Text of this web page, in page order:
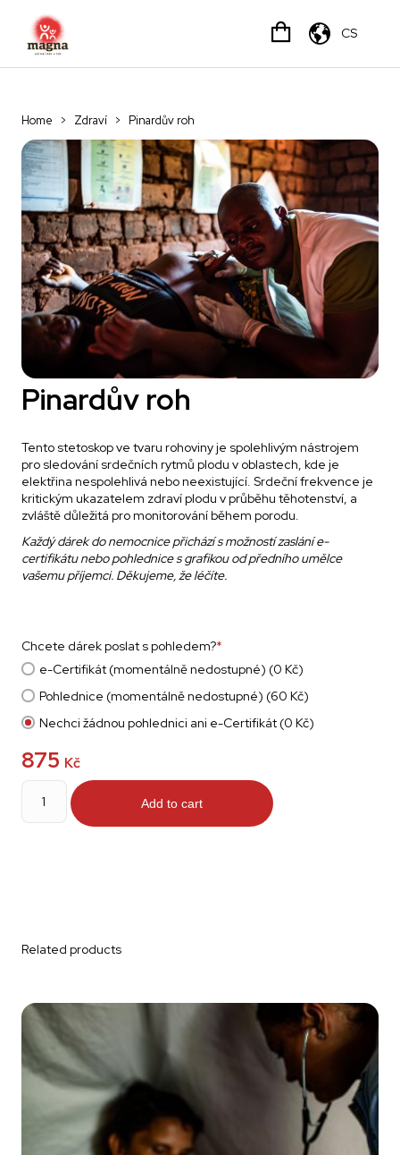
CS
Home > Zdraví > Pinardův roh
Pinardův roh
Tento stetoskop ve tvaru rohoviny je spolehlivým nástrojem
pro sledování srdečních rytmů plodu v oblastech, kde je
elektřina nespolehlivá nebo neexistující. Srdeční frekvence je
kritickým ukazatelem zdraví plodu v průběhu těhotenství, a
zvláště důležitá pro monitorování během porodu.
Každý dárek do nemocnice přichází s možností zaslání e-
certifikátu nebo pohlednice s grafikou od předního umělce
vašemu příjemci. Děkujeme, že léčíte.
Chcete dárek poslat s pohledem?*
e-Certifikát (momentálně nedostupné) (0 Kč)
Pohlednice (momentálně nedostupné) (60 Kč)
Nechci žádnou pohlednici ani e-Certifikát (0 Kč)
875 Kč
Pinardův
quantity
Add to cart
Related products